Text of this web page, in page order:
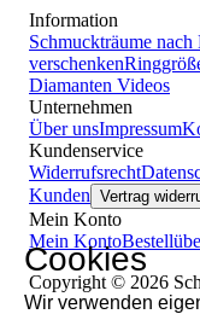
Information
Schmuckträume nach
verschenken
Diamanten Videos
Unternehmen
Über unsImpressum
Kundenservice
Widerrufsrecht
Kunden Vertrag
Mein Konto
Mein Konto
Copyright © 2026
Cookies
Wir verwenden